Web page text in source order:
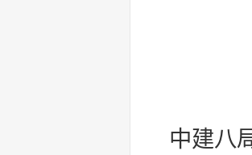
中建八